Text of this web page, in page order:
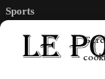
Sports